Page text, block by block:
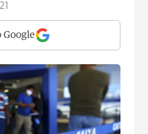
Google